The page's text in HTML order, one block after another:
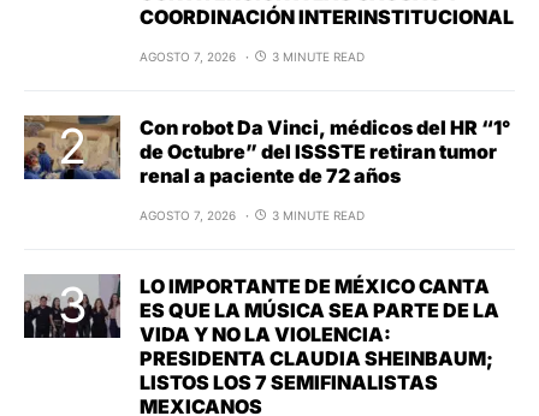
COORDINACIÓN INTERINSTITUCIONAL
AGOSTO 7, 2026 3 MINUTE READ
Con robot Da Vinci, médicos del HR “1°
de Octubre” del ISSSTE retiran tumor
renal a paciente de 72 años
AGOSTO 7, 2026 3 MINUTE READ
LO IMPORTANTE DE MÉXICO CANTA
ES QUE LA MÚSICA SEA PARTE DE LA
VIDA Y NO LA VIOLENCIA:
PRESIDENTA CLAUDIA SHEINBAUM;
LISTOS LOS 7 SEMIFINALISTAS
MEXICANOS